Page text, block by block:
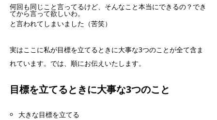
何回も同じこと言ってるけど、そんなこと本当にできるの？でき
てから言って欲しいわ。
と言われてしまいました（苦笑）
実はここに私が目標を立てるときに大事な3つのことが全て含ま
れています。では、順にお伝えいたします。
目標を立てるときに大事な3つのこと
大きな目標を立てる